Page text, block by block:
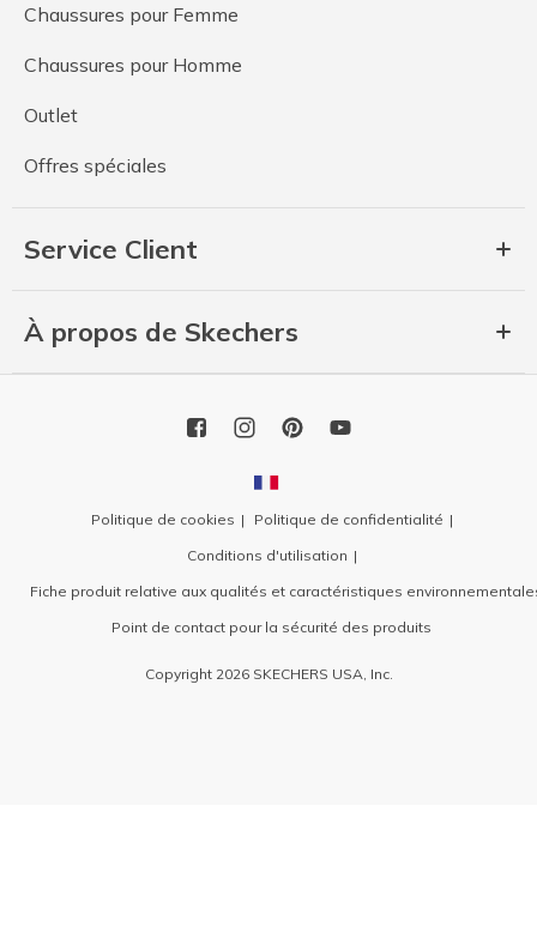
Chaussures pour Femme
Chaussures pour Homme
Outlet
Offres spéciales
Service Client
À propos de Skechers
Politique de cookies
Politique de confidentialité
Conditions d'utilisation
Fiche produit relative aux qualités et caractéristiques
Point de contact pour la sécurité des produits
Copyright 2026 SKECHERS USA, Inc.